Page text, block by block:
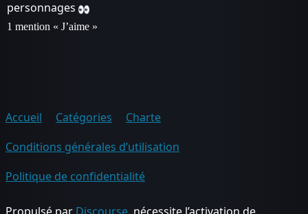
personnages
1 mention « J’aime »
Accueil Catégories
Charte
Conditions générales d’utilisation
Politique de confidentialité